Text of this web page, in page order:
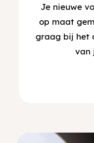
Je nieuwe
op maat
graag bij het
van